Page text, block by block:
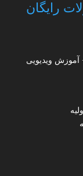
رایگان
آموزش ویدیویی